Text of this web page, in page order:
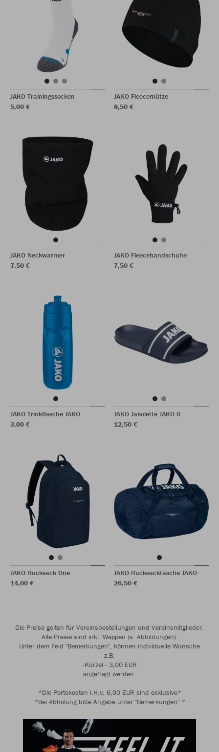
JAKO Trainingssocken
5,00 €
JAKO Fleecemütze
8,50 €
JAKO Neckwarmer
7,50 €
JAKO Fleecehandschuhe
7,50 €
JAKO Trinkflasche JAKO
3,00 €
JAKO Jakolette JAKO II
12,50 €
JAKO Rucksack One
14,00 €
JAKO Rucksacktasche JAKO
26,50 €
Die Preise gelten für Vereinsbestellungen und Vereinsmitglieder.
Alle Preise sind inkl. Wappen (s. Abbildungen).
Unter dem Feld "Bemerkungen", können individuelle Wünsche
z.B.
-Kürzel - 3,00 EUR
angefragt werden.
*Die Portokosten i.H.v. 6,90 EUR sind exklusive*
*Bei Abholung bitte Angabe unter "Bemerkungen" *